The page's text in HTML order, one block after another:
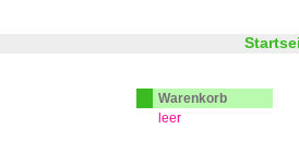
Warenkorb
leer